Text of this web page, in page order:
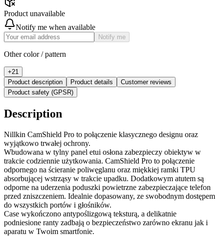
Product unavailable
Notify me when available
Notify me
Other color / pattern
+21
Product description
Product details
Customer reviews
Product safety (GPSR)
Description
Nillkin CamShield Pro to połączenie klasycznego designu oraz
wyjątkowo trwałej ochrony.
Wbudowana w tylny panel etui osłona zabezpieczy obiektyw w
trakcie codziennie użytkowania. CamShield Pro to połączenie
odpornego na ścieranie poliwęglanu oraz miękkiej ramki TPU
absorbującej wstrząsy w trakcie upadku. Dodatkowym atutem są
odporne na uderzenia poduszki powietrzne zabezpieczające telefon
przed zniszczeniem. Idealnie dopasowany, ze swobodnym dostępem
do wszystkich portów i głośników.
Case wykończono antypoślizgową teksturą, a delikatnie
podniesione ranty zadbają o bezpieczeństwo zarówno ekranu jak i
aparatu w Twoim smartfonie.